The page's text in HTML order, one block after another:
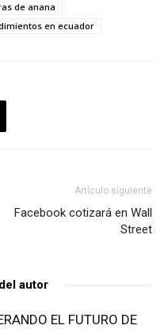
de anana
en ecuador
Artículo siguiente
Facebook cotizará en Wall
Street
autor
EL FUTURO DE